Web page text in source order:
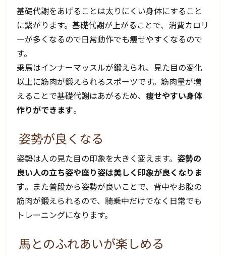
基礎代謝をあげることは太りにくい身体にすること
に繋がります。基礎代謝が上がることで、消費カロリ
ーが多くなるので日常動作でも痩せやすくなるので
す。
乗馬はインナーマッスルが鍛えられ、見た目の変化
以上に筋肉が鍛えられるスポーツです。筋肉量が増
えることで基礎代謝はあがるため、痩せやすい身体
作りができます。
姿勢が良くなる
姿勢は人の見た目の印象を大きく変えます。 姿勢の
良い人の立ち姿や座り姿は美しく印象が良くなりま
す。また普段から姿勢が良いことで、背中やお腹の
筋肉が鍛えられるので、騎乗中だけでなく日常でも
トレーニングになります。
馬とのふれあいが楽しめる